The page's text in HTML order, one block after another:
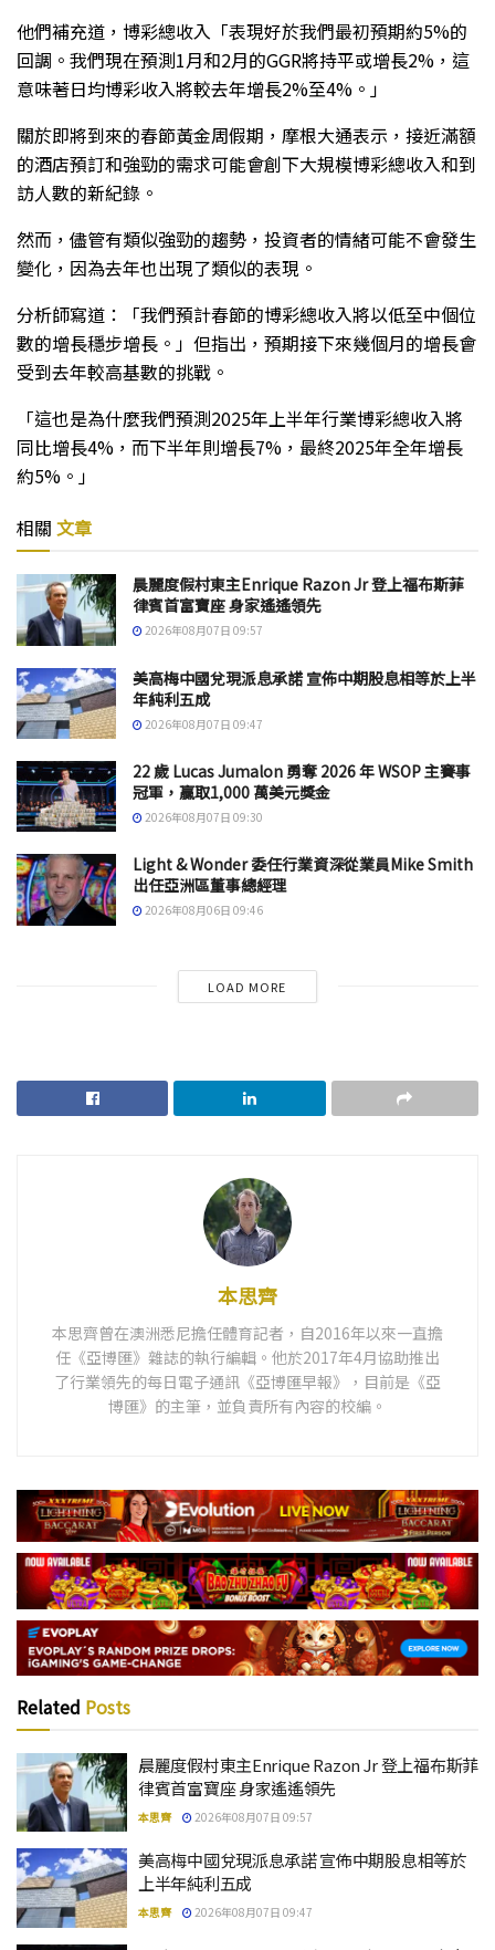
他們補充道，博彩總收入「表現好於我們最初預期約5%的
回調。我們現在預測1月和2月的GGR將持平或增長2%，這
意味著日均博彩收入將較去年增長2%至4%。」
關於即將到來的春節黃金周假期，摩根大通表示，接近滿額
的酒店預訂和強勁的需求可能會創下大規模博彩總收入和到
訪人數的新紀錄。
然而，儘管有類似強勁的趨勢，投資者的情緒可能不會發生
變化，因為去年也出現了類似的表現。
分析師寫道：「我們預計春節的博彩總收入將以低至中個位
數的增長穩步增長。」但指出，預期接下來幾個月的增長會
受到去年較高基數的挑戰。
「這也是為什麼我們預測2025年上半年行業博彩總收入將
同比增長4%，而下半年則增長7%，最終2025年全年增長
約5%。」
相關 文章
晨麗度假村東主Enrique Razon Jr 登上福布斯菲
律賓首富寶座 身家遙遙領先
2026年08月07日 09:57
美高梅中國兌現派息承諾 宣佈中期股息相等於上半
年純利五成
2026年08月07日 09:47
22 歲 Lucas Jumalon 勇奪 2026 年 WSOP 主賽事
冠軍，贏取1,000 萬美元獎金
2026年08月07日 09:30
Light & Wonder 委任行業資深從業員Mike Smith
出任亞洲區董事總經理
2026年08月06日 09:46
LOAD MORE
本思齊
本思齊曾在澳洲悉尼擔任體育記者，自2016年以來一直擔
任《亞博匯》雜誌的執行編輯。他於2017年4月協助推出
了行業領先的每日電子通訊《亞博匯早報》，目前是《亞
博匯》的主筆，並負責所有內容的校編。
Related Posts
晨麗度假村東主Enrique Razon Jr 登上福布斯菲
律賓首富寶座 身家遙遙領先
本思齊 2026年08月07日 09:57
美高梅中國兌現派息承諾 宣佈中期股息相等於
上半年純利五成
本思齊 2026年08月07日 09:47